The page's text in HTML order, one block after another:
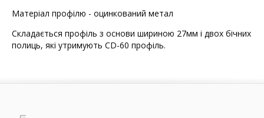
Матеріал профілю - оцинкований метал
Складається профіль з основи шириною 27мм і двох бічних
полиць, які утримують CD-60 профіль.